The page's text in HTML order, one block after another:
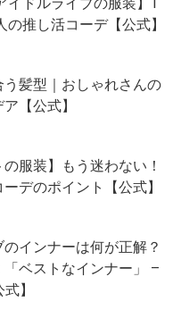
推し活コーデ【公式】
髪型｜おしゃれさんの
【公式】
の服装】もう迷わない！
デのポイント【公式】
インナーは何が正解？
ベストなインナー」 –
】